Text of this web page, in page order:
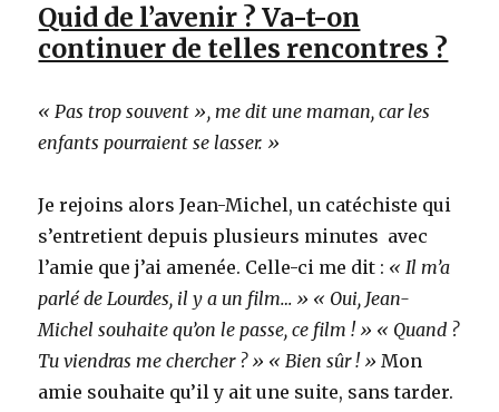
Quid de l’avenir ? Va-t-on
continuer de telles rencontres ?
« Pas trop souvent », me dit une maman, car les
enfants pourraient se lasser. »
Je rejoins alors Jean-Michel, un catéchiste qui
s’entretient depuis plusieurs minutes avec
l’amie que j’ai amenée. Celle-ci me dit : « Il m’a
parlé de Lourdes, il y a un film… » « Oui, Jean-
Michel souhaite qu’on le passe, ce film ! » « Quand ?
Tu viendras me chercher ? » « Bien sûr ! » Mon
amie souhaite qu’il y ait une suite, sans tarder.